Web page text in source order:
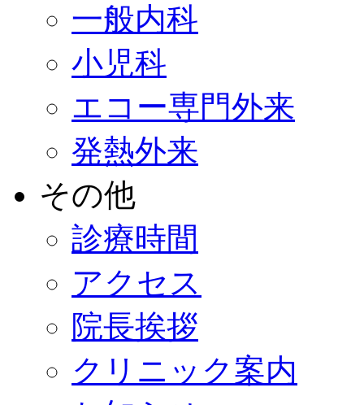
一般内科
小児科
エコー専門外来
発熱外来
その他
診療時間
アクセス
院長挨拶
クリニック案内